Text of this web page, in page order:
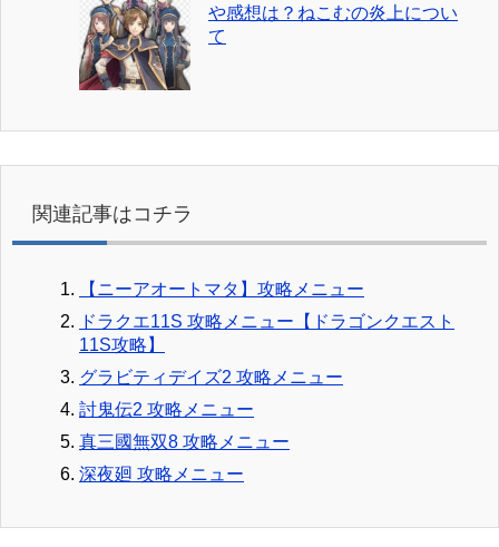
や感想は？ねこむの炎上につい
て
関連記事はコチラ
【ニーアオートマタ】攻略メニュー
ドラクエ11S 攻略メニュー【ドラゴンクエスト
11S攻略】
グラビティデイズ2 攻略メニュー
討鬼伝2 攻略メニュー
真三國無双8 攻略メニュー
深夜廻 攻略メニュー